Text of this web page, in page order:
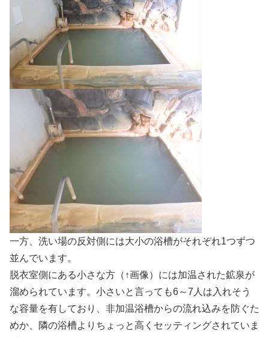
一方、洗い場の反対側には大小の浴槽がそれぞれ1つずつ
並んでいます。
脱衣室側にある小さな方（↑画像）には加温された鉱泉が
溜められています。小さいと言っても6～7人は入れそう
な容量を有しており、非加温浴槽からの流れ込みを防ぐた
めか、隣の浴槽よりちょっと高くセッティングされていま